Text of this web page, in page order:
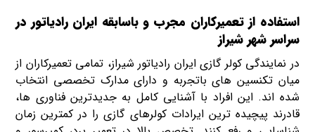
استفاده از تعمیرکاران مجرب و باسابقه ایران رادیاتور در
سراسر شهر شیراز
در نمایندگی کولر گازی ایران رادیاتور شیراز، تمامی تعمیرکاران از
میان تکنسین های باتجربه و دارای مدارک تخصصی انتخاب
شده اند. این افراد با آشنایی کامل به جدیدترین فناوری ها،
قادرند پیچیده ترین ایرادات کولرهای گازی را در کمترین زمان